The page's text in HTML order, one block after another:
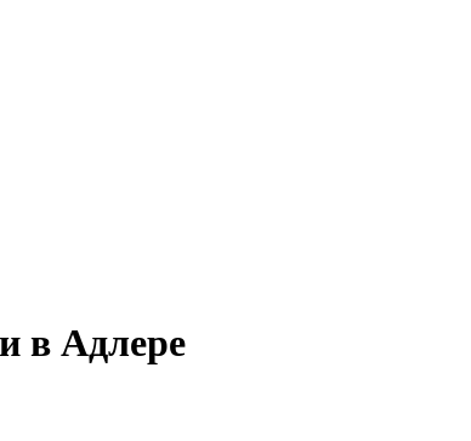
в Адлере